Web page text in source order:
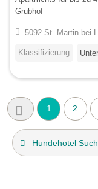
Grubhof
5092 St. Martin bei
Klassifizierung
1 2
Hundehotel